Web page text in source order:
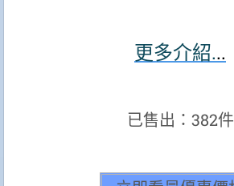
更多介紹...
已售出：382件